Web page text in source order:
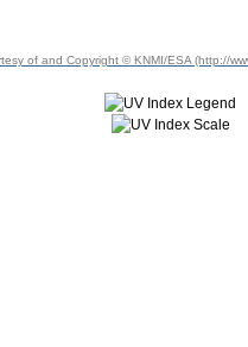
of and Copyright © KNMI/ESA (http://